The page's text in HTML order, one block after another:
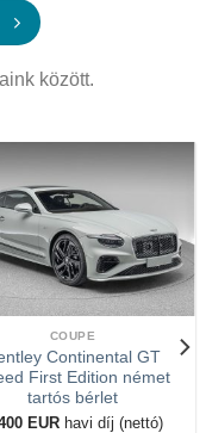
között.
COUPE
Continental GT
First Edition német
tartós bérlet
EUR havi díj (nettó)